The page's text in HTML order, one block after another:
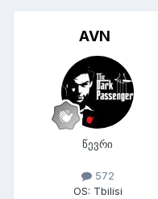
AVN
წევრი
572
OS: Tbilisi